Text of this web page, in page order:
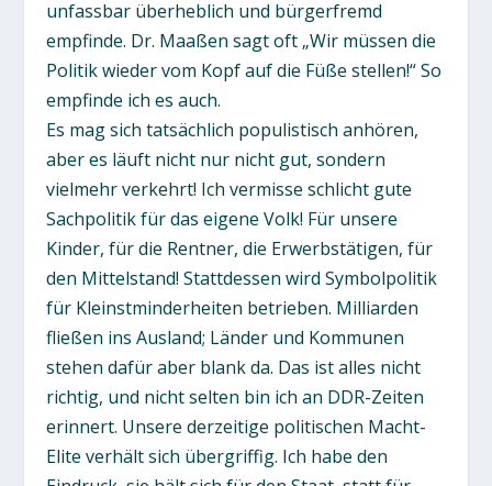
unfassbar überheblich und bürgerfremd
empfinde. Dr. Maaßen sagt oft „Wir müssen die
Politik wieder vom Kopf auf die Füße stellen!“ So
empfinde ich es auch.
Es mag sich tatsächlich populistisch anhören,
aber es läuft nicht nur nicht gut, sondern
vielmehr verkehrt! Ich vermisse schlicht gute
Sachpolitik für das eigene Volk! Für unsere
Kinder, für die Rentner, die Erwerbstätigen, für
den Mittelstand! Stattdessen wird Symbolpolitik
für Kleinstminderheiten betrieben. Milliarden
fließen ins Ausland; Länder und Kommunen
stehen dafür aber blank da. Das ist alles nicht
richtig, und nicht selten bin ich an DDR-Zeiten
erinnert. Unsere derzeitige politischen Macht-
Elite verhält sich übergriffig. Ich habe den